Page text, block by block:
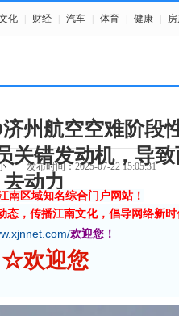
化 财经 汽车 体育 健康
州航空空难阶段
关错发动机，导
去动力
发布时间：2025-07-22 15:05:31
南区域知名综合门户网站！
态，传播江南文化，倡导网络新时
欢迎您！
☆欢迎您